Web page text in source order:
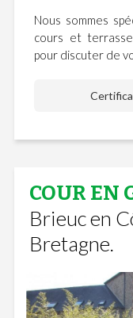
Nous sommes
cours et
pour discuter de
COUR EN
Brieuc en
Bretagne.